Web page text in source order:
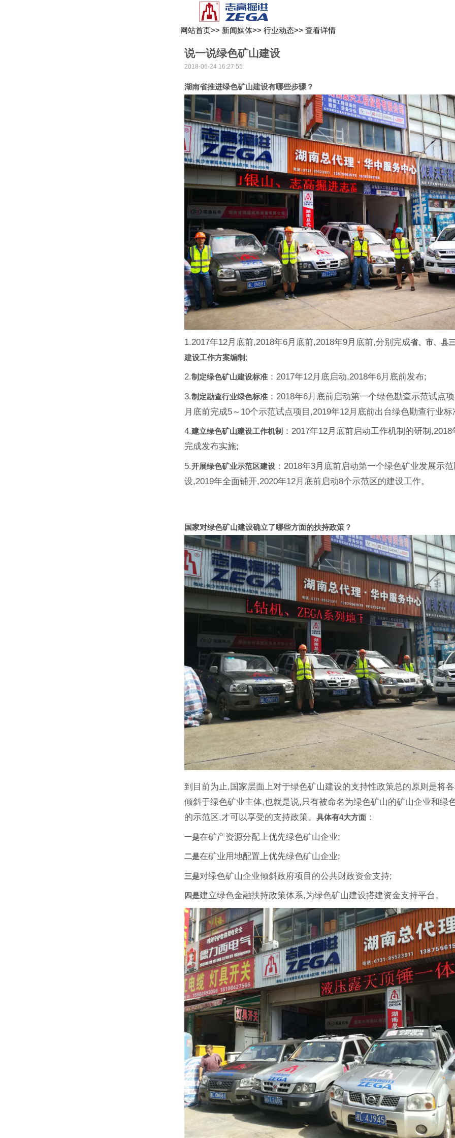
网站首页>> 新闻媒体>> 行业动态>> 查看详情
说一说绿色矿山建设
2018-06-24 16:27:55
湖南省推进绿色矿山建设有哪些步骤？
1.2017年12月底前,2018年6月底前,2018年9月底前,分别完成省、市、县
建设工作方案编制 ;
2.制定绿色矿山建设标准 ：2017年12月底启动,2018年6月底前发布;
3.制定勘查行业绿色标准 ：2018年6月底前启动第一个绿色勘查示范试点
月底前完成5～10个示范试点项目,2019年12月底前出台绿色勘查行业标
4.建立绿色矿山建设工作机制 ：2017年12月底前启动工作机制的研制
完成发布实施;
5.开展绿色矿业示范区建设 ：2018年3月底前启动第一个绿色矿业发展示
设,2019年全面铺开,2020年12月底前启动8个示范区的建设工作。
国家对绿色矿山建设确立了哪些方面的扶持政策？
到目前为止,国家层面上对于绿色矿山建设的支持性政策总的原则是将
倾斜于绿色矿业主体,也就是说,只有被命名为绿色矿山的矿山企业和绿
的示范区,才可以享受的支持政策。具体有4大方面 ：
一是在矿产资源分配上优先绿色矿山企业;
二是在矿业用地配置上优先绿色矿山企业;
三是对绿色矿山企业倾斜政府项目的公共财政资金支持;
四是建立绿色金融扶持政策体系,为绿色矿山建设搭建资金支持平台。